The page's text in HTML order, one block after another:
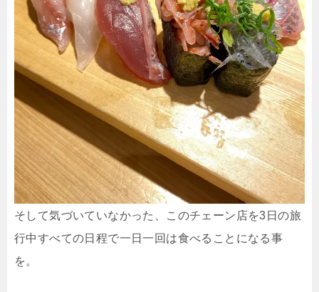
そして気づいていなかった、このチェーン店を3日の旅
行中すべての日程で一日一回は食べることになる事
を。